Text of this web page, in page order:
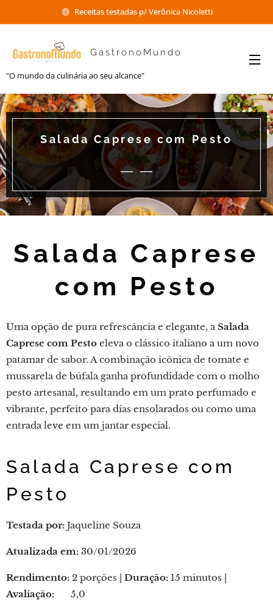
Receitas testadas p/ Verônica Nicoletti
GastronoMundo
"O mundo da culinária ao seu alcance"
Salada Caprese com Pesto
Salada Caprese
com Pesto
Uma opção de pura refrescância e elegante, aSalada
Caprese com Pesto eleva o clássico italiano a um novo
patamar de sabor. A combinação icônica de tomate e
mussarela de búfala ganha profundidade com o molho
pesto artesanal, resultando em um prato perfumado e
vibrante, perfeito para dias ensolarados ou como uma
entrada leve em um jantar especial.
Salada Caprese com
Pesto
Testada por: Jaqueline Souza
Atualizada em: 30/01/2026
Rendimento: 2 porções | Duração: 15 minutos |
Avaliação: ⭐ 5,0